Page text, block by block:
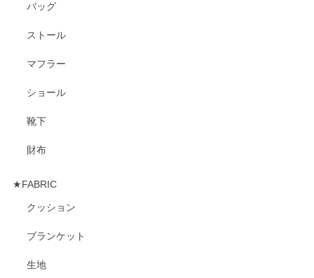
バッグ
ストール
マフラー
ショール
靴下
財布
★FABRIC
クッション
ブランケット
生地